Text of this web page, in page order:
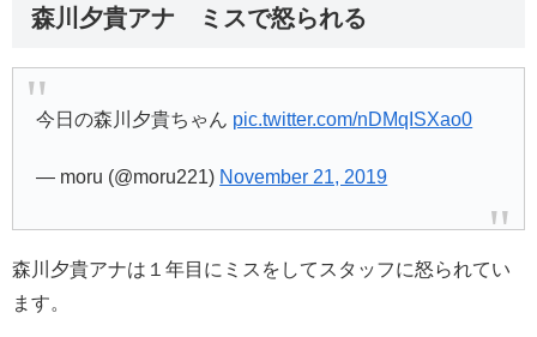
森川夕貴アナ ミスで怒られる
今日の森川夕貴ちゃん pic.twitter.com/nDMqISXao0
— moru (@moru221) November 21, 2019
森川夕貴アナは１年目にミスをしてスタッフに怒られてい
ます。